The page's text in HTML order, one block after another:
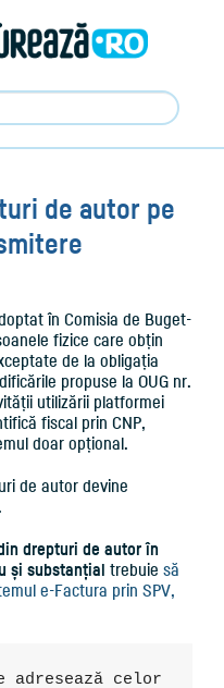
de autor pe
în Comisia de Buget-
fizice care obțin
de la obligația
propuse la OUG nr.
utilizării platformei
fiscal prin CNP,
doar opțional.
de autor devine
drepturi de autor în
și substanțial trebuie să
e-Factura prin SPV,
adresează celor